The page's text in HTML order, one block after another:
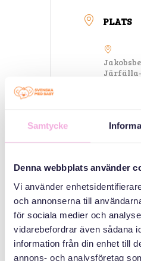
Samtycke
Denna webbplats använder
Vi använder
och annonserna till
för sociala medier och
vidarebefordrar även sådana
information från din enhet till
annons- och analysföretag
PLATS
Järfälla-